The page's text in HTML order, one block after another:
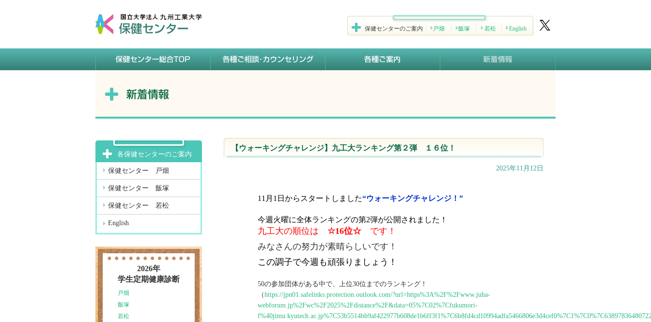
保健センターのご案内 戸畑 飯塚 若松 English
各保健センターのご案内
保健センター 戸畑
保健センター 飯塚
保健センター 若松
English
2026年
学生定期健康診断
戸畑
飯塚
若松
【ウォーキングチャレンジ】九工大ランキング第２弾 １６位！
2025年11月12日
11月1日からスタートしました“ウォーキングチャレンジ！”
今週火曜に全体ランキングの第2弾が公開されました！
九工大の順位は ☆16位☆ です！
みなさんの努力が素晴らしいです！
この調子で今週も頑張りましょう！
50の参加団体がある中で、上位30位までのランキング！
（https://jpn01.safelinks.protection.outlook.com/?url=https%3A%2F%2Fwww.juha-
webforum.jp%2Fwc%2F2025%2Fdistance%2F&data=05%7C02%7Cfukumori-